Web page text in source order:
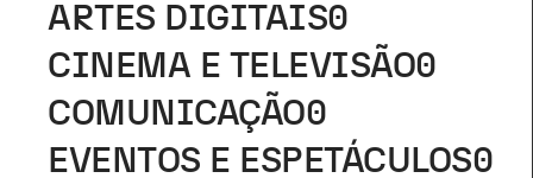
ARTES DIGITAIS0
CINEMA E TELEVISÃO0
COMUNICAÇÃO0
EVENTOS E ESPETÁCULOS0